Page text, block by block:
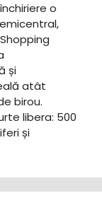
o
și
atât
birou.
libera: 500
și